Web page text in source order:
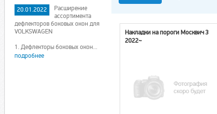
20.01.2022
Расширение
ассортимента
дефлекторов боковых окон для
VOLKSWAGEN
1. Дефлекторы боковых окон...
подробнее
Накладки на пороги Москвич 3
2022~